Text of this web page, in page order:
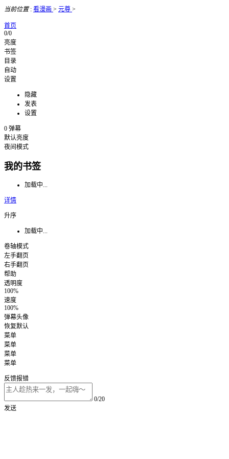
当前位置: 看漫画 > 元尊 >
首页
0/0
亮度
书签
目录
自动
设置
隐藏
发表
设置
0 弹幕
默认亮度
夜间模式
我的书签
加载中...
详情
升序
加载中...
卷轴模式
左手翻页
右手翻页
帮助
透明度
100%
速度
100%
弹幕头像
恢复默认
菜单
菜单
菜单
菜单
反馈报错
0/20
发送